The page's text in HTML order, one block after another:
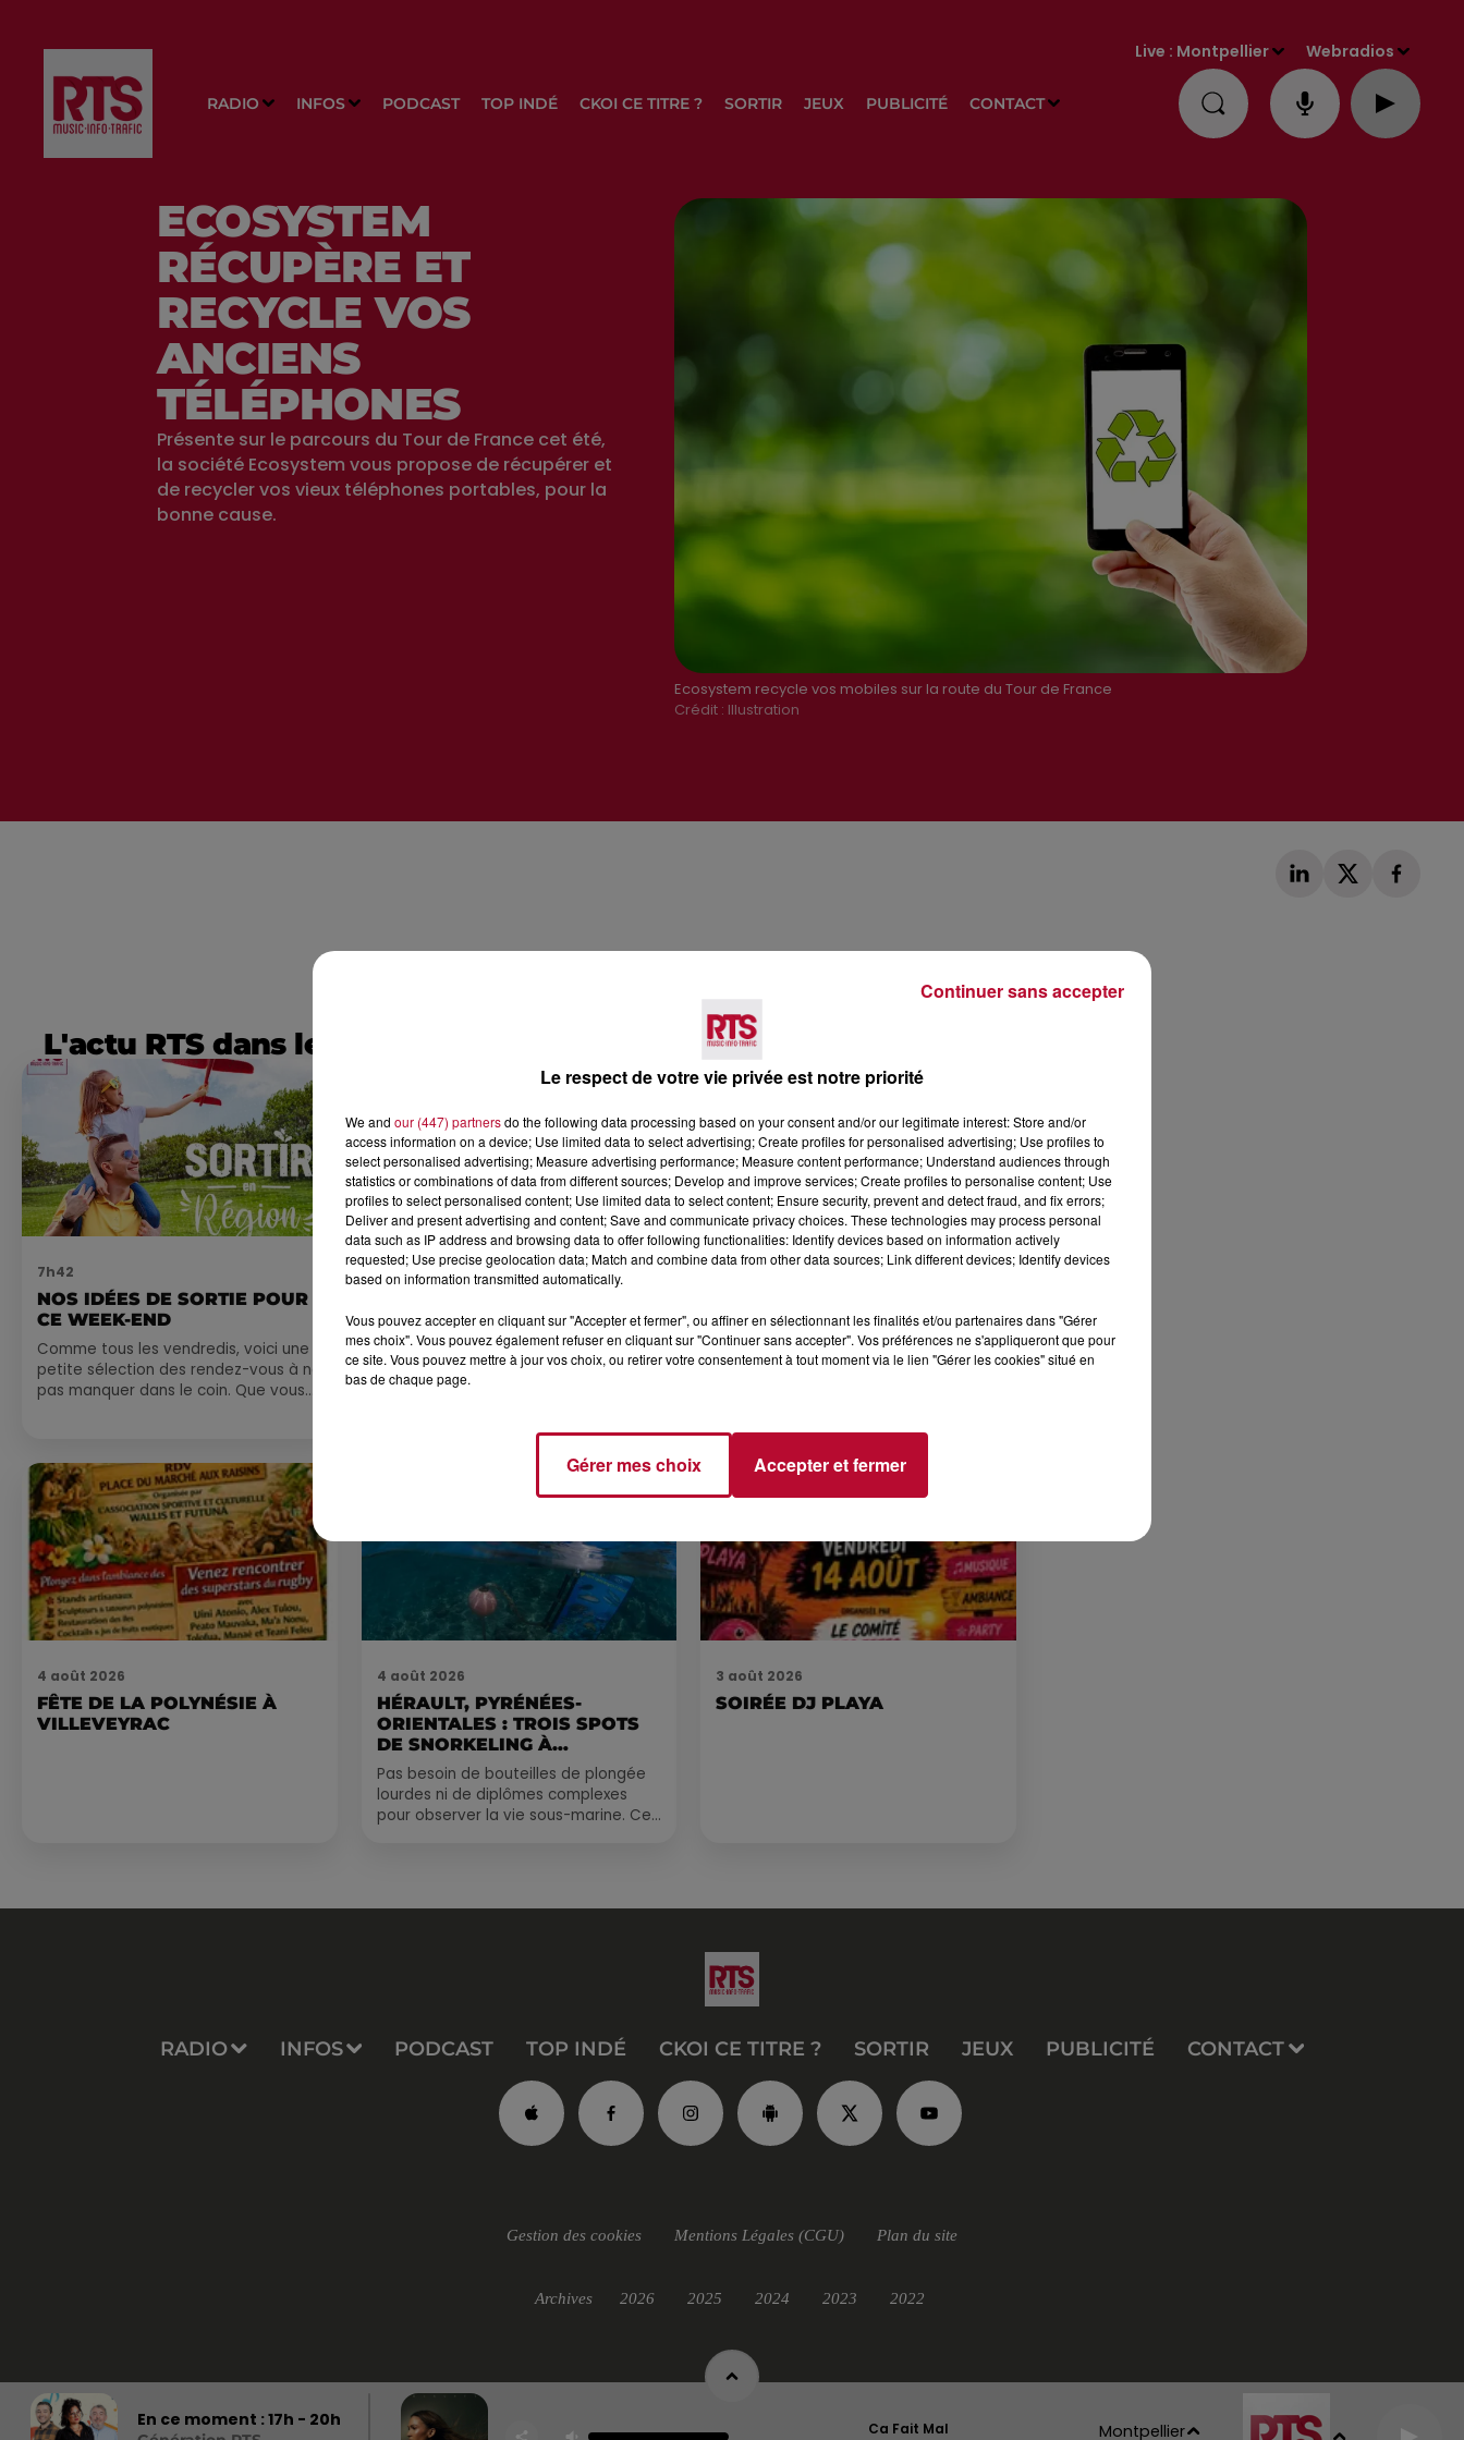
RADIO INFOS PODCAST TOP INDÉ CKOI CE TITRE ? SORTIR JEUX PUBLICITÉ CONTACT
Live : Montpellier Webradios
Ecosystem recycle vos mobiles sur la route du Tour de France
Crédit : Illustration
ECOSYSTEM
RÉCUPÈRE ET
RECYCLE VOS
ANCIENS
TÉLÉPHONES
Présente sur le parcours du Tour de France cet été,
la société Ecosystem vous propose de récupérer et
de recycler vos vieux téléphones portables, pour la
bonne cause.
L'actu RTS dans le Sud
7h42
NOS IDÉES DE SORTIE POUR
CE WEEK-END
Comme tous les vendredis, voici une
petite sélection des rendez-vous à ne
pas manquer dans le coin. Que vous
0h01
MARSEILLAN
GLADIATEUR » INVESTIT LES
ARÈNES CES 3...
Après un franc succès l'été dernier, le
romain les 6, 7 et 8 août. Une fresque
4 août 2026
FÊTE DE LA POLYNÉSIE À
VILLEVEYRAC
4 août 2026
HÉRAULT, PYRÉNÉES-
ORIENTALES : TROIS SPOTS
DE SNORKELING À
EXPLORER...
Pas besoin de bouteilles de plongée
lourdes ni de diplômes complexes
pour observer la vie sous-marine. Cet
3 août 2026
SOIRÉE DJ PLAYA
RADIO INFOS PODCAST TOP INDÉ CKOI CE TITRE ? SORTIR JEUX PUBLICITÉ CONTACT
En ce moment :17h - 20h Ca Fait Mal Montpellier
Gestion des cookies Mentions Légales (CGU) Plan du site
Archives 2026 2025 2024 2023 2022
Le respect de votre vie privée est notre priorité
We and our (447) partnersdo the following data processing based on your consent and/or our legitimate interest: Store and/or
access information on a device; Use limited data to select advertising; Create profiles for personalised advertising; Use profiles to
select personalised advertising; Measure advertising performance; Measure content performance; Understand audiences through
statistics or combinations of data from different sources; Develop and improve services; Create profiles to personalise content; Use
profiles to select personalised content; Use limited data to select content; Ensure security, prevent and detect fraud, and fix errors;
Deliver and present advertising and content; Save and communicate privacy choices. These technologies may process personal
data such as IP address and browsing data to offer following functionalities: Identify devices based on information actively
requested; Use precise geolocation data; Match and combine data from other data sources; Link different devices; Identify devices
based on information transmitted automatically.
Vous pouvez accepter en cliquant sur "Accepter et fermer", ou affiner en sélectionnant les finalités et/ou partenaires dans "Gérer
mes choix". Vous pouvez également refuser en cliquant sur "Continuer sans accepter". Vos préférences ne s'appliqueront que pour
ce site. Vous pouvez mettre à jour vos choix, ou retirer votre consentement à tout moment via le lien "Gérer les cookies" situé en
bas de chaque page.
Gérer mes choix Accepter et fermer
Continuer sans accepter